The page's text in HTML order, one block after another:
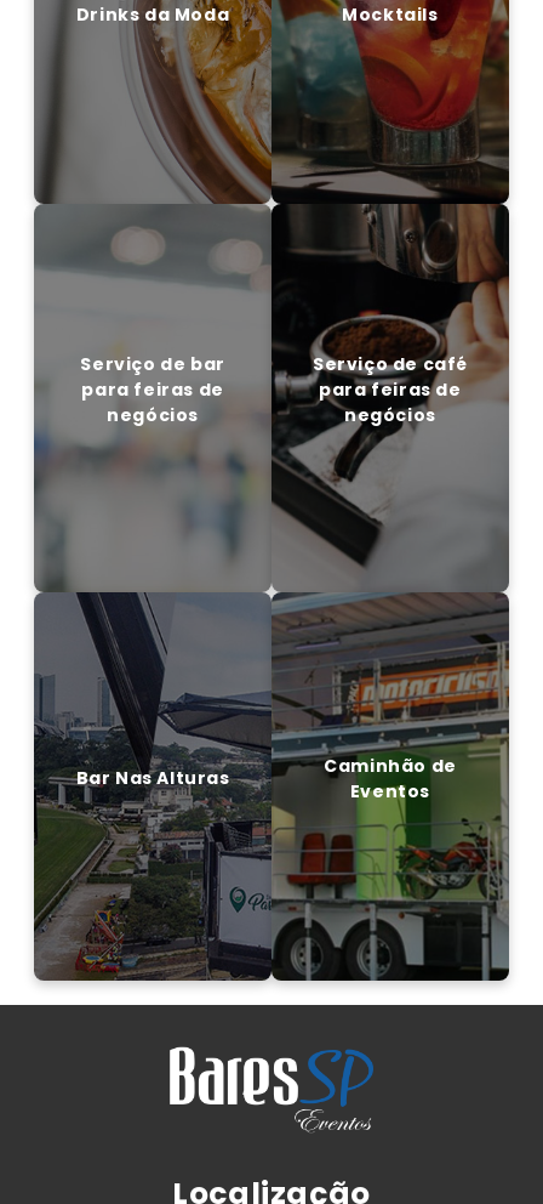
Drinks da Moda
CONTATO CONOSCO
Mocktails
ENTRE EM CONTATO CONOSCO
Serviço de bar
para feiras de
negócios
Serviço de bar para
CONTATO CONOSCO
Serviço de café
para feiras de
negócios
Serviço de café para
feiras de negócios
ENTRE EM CONTATO CONOSCO
Bar Nas Alturas
Bar Nas Alturas
Saiba mais
Caminhão de
Eventos
Caminhão de Eventos
Saiba mais
Localização